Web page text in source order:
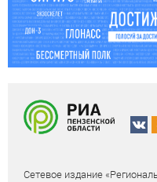
Сетевое издание